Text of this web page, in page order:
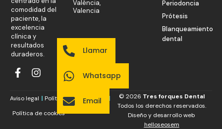
comodidad del
paciente, la
excelencia
clínica y
resultados
duraderos.
València,
Valencia
Periodoncia
Prótesis
Blanqueamiento
dental
© 2026 Tres forques Dental
Todos los derechos reservados.
Diseño y desarrollo web
helloseosem
Aviso legal
Política de privacidad
Política de cookies
Llamar
Whatsapp
Email